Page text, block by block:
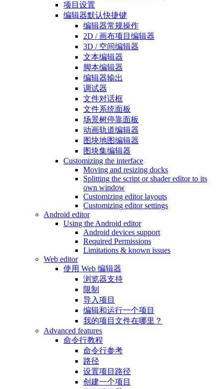
项目设置
编辑器默认快捷键
编辑器常规操作
2D / 画布项目编辑器
3D / 空间编辑器
文本编辑器
脚本编辑器
编辑器输出
调试器
文件对话框
文件系统面板
场景树停靠面板
动画轨道编辑器
图块地图编辑器
图块集编辑器
Customizing the interface
Moving and resizing docks
Splitting the script or shader editor to its
own window
Customizing editor layouts
Customizing editor settings
Android editor
Using the Android editor
Android devices support
Required Permissions
Limitations & known issues
Web editor
使用 Web 编辑器
浏览器支持
限制
导入项目
编辑和运行一个项目
我的项目文件在哪里？
Advanced features
命令行教程
命令行参考
路径
设置项目路径
创建一个项目